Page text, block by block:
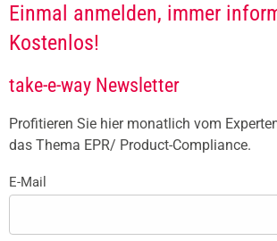
Einmal anmelden, immer
Kostenlos!
take-e-way Newsletter
Profitieren Sie hier monatlich vom
das Thema EPR/ Product-Compliance.
E-Mail